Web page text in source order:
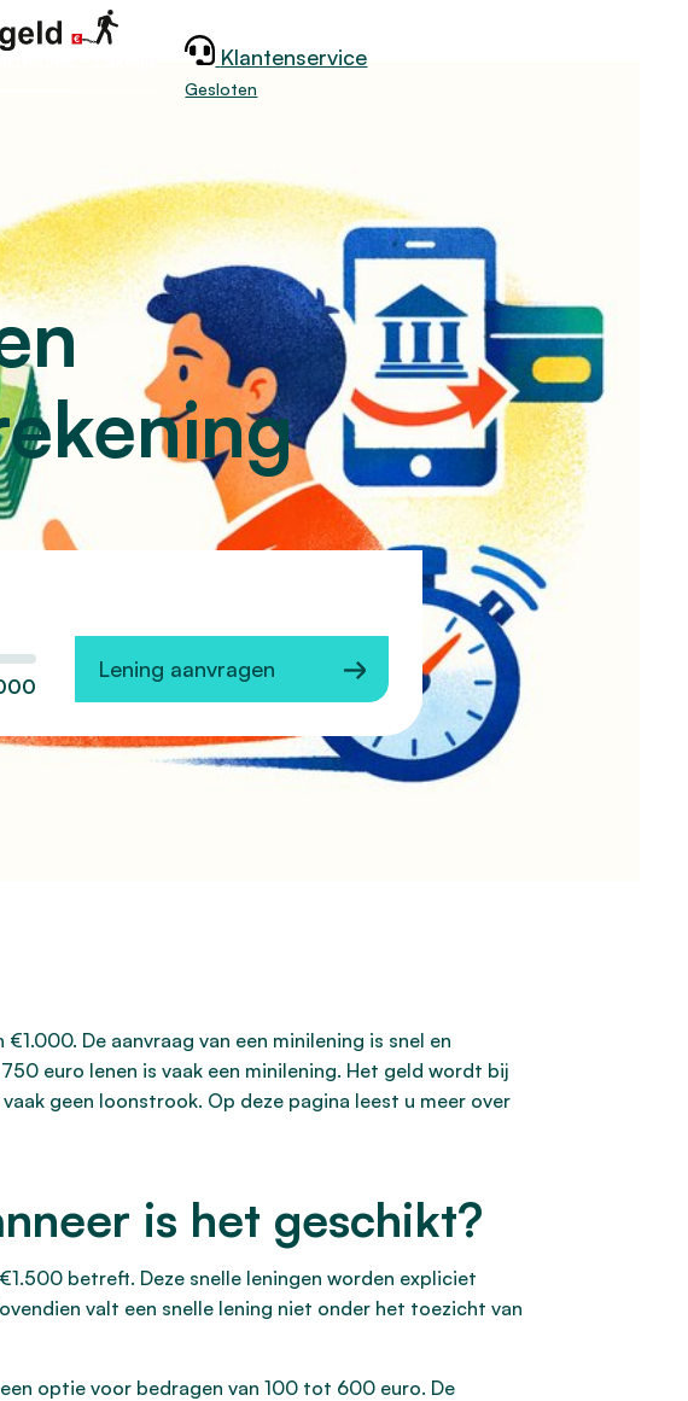
Klantenservice
Gesloten
Lening aanvragen
De aanvraag van een minilening is snel en
euro lenen is vaak een minilening. Het geld wordt bij
geen loonstrook. Op deze pagina leest u meer over
is het geschikt?
betreft. Deze snelle leningen worden expliciet
valt een snelle lening niet onder het toezicht van
optie voor bedragen van 100 tot 600 euro. De